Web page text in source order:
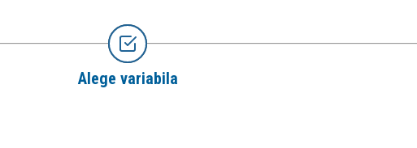
Alege variabila